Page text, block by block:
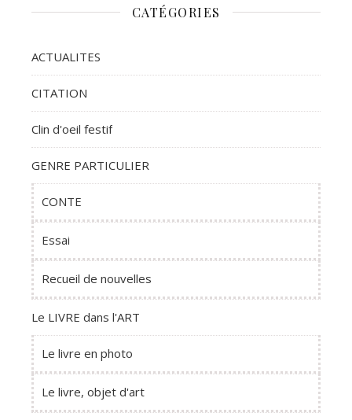
CATÉGORIES
ACTUALITES
CITATION
Clin d'oeil festif
GENRE PARTICULIER
CONTE
Essai
Recueil de nouvelles
Le LIVRE dans l'ART
Le livre en photo
Le livre, objet d'art